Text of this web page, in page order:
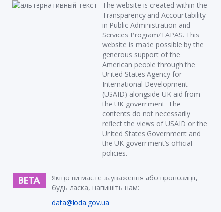
The website is created within the
Transparency and Accountability
in Public Administration and
Services Program/TAPAS. This
website is made possible by the
generous support of the
American people through the
United States Agency for
International Development
(USAID) alongside UK aid from
the UK government. The
contents do not necessarily
reflect the views of USAID or the
United States Government and
the UK government’s official
policies.
Якщо ви маєте зауваження або пропозиції,
будь ласка, напишіть нам:
data@loda.gov.ua